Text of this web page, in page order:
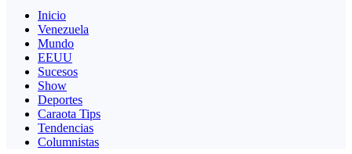
Inicio
Venezuela
Mundo
EEUU
Sucesos
Show
Deportes
Caraota Tips
Tendencias
Columnistas